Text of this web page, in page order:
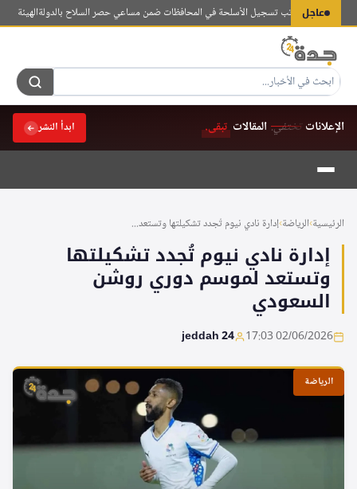
عاجل
يفتتح مكاتب تسجيل الأسلحة في المحافظات ضمن مساعي حصر السلاح بالدولةالهيئة العامة
الإعلانات تختفي.المقالات تبقى. ابدأ النشر
التجاوز
المحتوى
الرئيسية›الرياضة›إدارة نادي نيوم تُجدد تشكيلتها وتستعد...
إدارة نادي نيوم تُجدد تشكيلتها
وتستعد لموسم دوري روشن
السعودي
02/06/2026 17:03
jeddah 24
الرياضة